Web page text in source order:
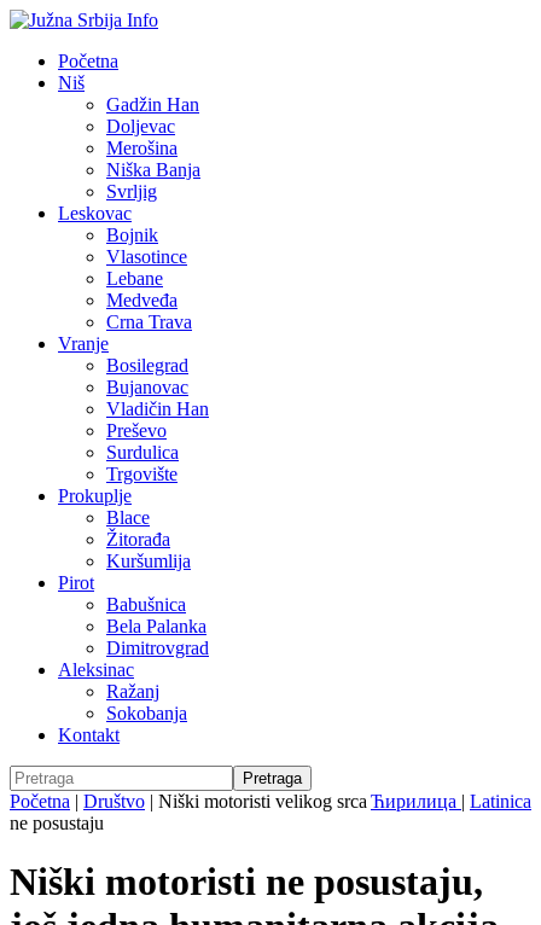
Početna
Niš
Gadžin Han
Doljevac
Merošina
Niška Banja
Svrljig
Leskovac
Bojnik
Vlasotince
Lebane
Medveđa
Crna Trava
Vranje
Bosilegrad
Bujanovac
Vladičin Han
Preševo
Surdulica
Trgovište
Prokuplje
Blace
Žitorađa
Kuršumlija
Pirot
Babušnica
Bela Palanka
Dimitrovgrad
Aleksinac
Ražanj
Sokobanja
Kontakt
Ћирилица | Latinica
Početna | Društvo | Niški motoristi velikog srca
ne posustaju
Niški motoristi ne posustaju,